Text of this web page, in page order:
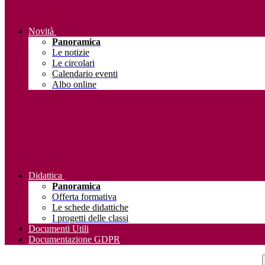
Novità
Panoramica
Le notizie
Le circolari
Calendario eventi
Albo online
Didattica
Panoramica
Offerta formativa
Le schede didattiche
I progetti delle classi
Documenti Utili
Documentazione GDPR